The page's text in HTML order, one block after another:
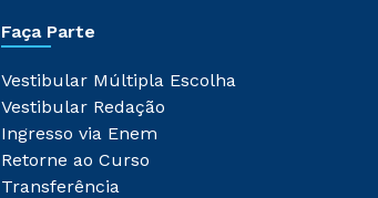
Faça Parte
Vestibular Múltipla Escolha
Vestibular Redação
Ingresso via Enem
Retorne ao Curso
Transferência